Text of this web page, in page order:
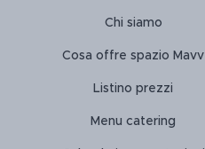
Chi siamo
Cosa offre spazio Mavv
Listino prezzi
Menu catering